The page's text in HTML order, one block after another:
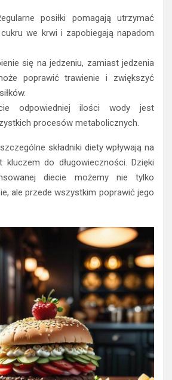
posiłki pomagają utrzymać
we krwi i zapobiegają napadom
się na jedzeniu, zamiast jedzenia
poprawić trawienie i zwiększyć
odpowiedniej ilości wody jest
procesów metabolicznych.
składniki diety wpływają na
do długowieczności. Dzięki
diecie możemy nie tylko
ale przede wszystkim poprawić jego